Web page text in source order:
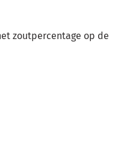
zoutpercentage op de